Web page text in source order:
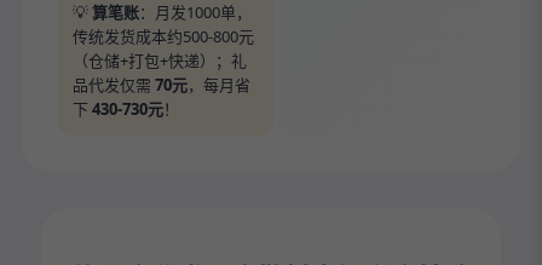
💡算笔账：月发1000单，
传统发货成本约500-800元
（仓储+打包+快递）；礼
品代发仅需 70元，每月省
下430-730元！